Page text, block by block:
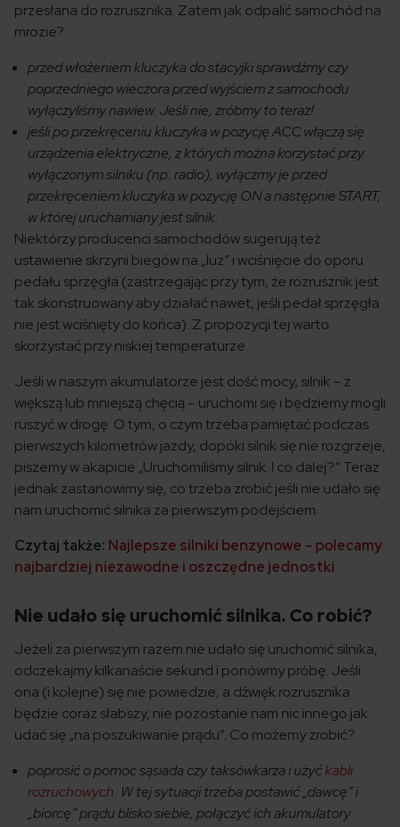
przesłana do rozrusznika. Zatem jak odpalić samochód na
mrozie?
przed włożeniem kluczyka do stacyjki sprawdźmy czy
poprzedniego wieczora przed wyjściem z samochodu
wyłączyliśmy nawiew. Jeśli nie, zróbmy to teraz!
jeśli po przekręceniu kluczyka w pozycję ACC włączą się
urządzenia elektryczne, z których można korzystać przy
wyłączonym silniku (np. radio), wyłączmy je przed
przekręceniem kluczyka w pozycję ON a następnie START,
w której uruchamiany jest silnik.
Niektórzy producenci samochodów sugerują też
ustawienie skrzyni biegów na „luz” i wciśnięcie do oporu
pedału sprzęgła (zastrzegając przy tym, że rozrusznik jest
tak skonstruowany aby działać nawet, jeśli pedał sprzęgła
nie jest wciśnięty do końca). Z propozycji tej warto
skorzystać przy niskiej temperaturze.
Jeśli w naszym akumulatorze jest dość mocy, silnik – z
większą lub mniejszą chęcią – uruchomi się i będziemy mogli
ruszyć w drogę. O tym, o czym trzeba pamiętać podczas
pierwszych kilometrów jazdy, dopóki silnik się nie rozgrzeje,
piszemy w akapicie „Uruchomiliśmy silnik. I co dalej?” Teraz
jednak zastanowimy się, co trzeba zrobić jeśli nie udało się
nam uruchomić silnika za pierwszym podejściem.
Czytaj także: Najlepsze silniki benzynowe – polecamy
najbardziej niezawodne i oszczędne jednostki
Nie udało się uruchomić silnika. Co robić?
Jeżeli za pierwszym razem nie udało się uruchomić silnika,
odczekajmy kilkanaście sekund i ponówmy próbę. Jeśli
ona (i kolejne) się nie powiedzie, a dźwięk rozrusznika
będzie coraz słabszy, nie pozostanie nam nic innego jak
udać się „na poszukiwanie prądu”. Co możemy zrobić?
poprosić o pomoc sąsiada czy taksówkarza i użyćkabli
rozruchowych. W tej sytuacji trzeba postawić „dawcę” i
„biorcę” prądu blisko siebie, połączyć ich akumulatory